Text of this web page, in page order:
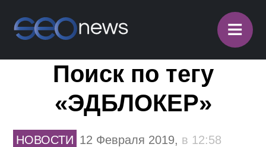
≡
Поиск по тегу
«ЭДБЛОКЕР»
НОВОСТИ 12 Февраля 2019, в 12:58